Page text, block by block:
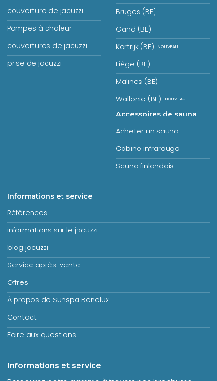
couverture de jacuzzi
Pompes à chaleur
couvertures de jacuzzi
prise de jacuzzi
Bruges (BE)
Gand (BE)
Kortrijk (BE)
Liège (BE)
Malines (BE)
Wallonië (BE)
Accessoires de sauna
Acheter un sauna
Cabine infrarouge
Sauna finlandais
Informations et service
Références
informations sur le jacuzzi
blog jacuzzi
Service après-vente
Offres
À propos de Sunspa Benelux
Contact
Foire aux questions
Informations et service